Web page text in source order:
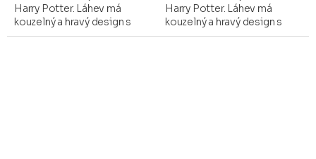
Harry Potter. Láhev má
kouzelný a hravý design s
grafikou LEGO Harry Potter.
Harry Potter. Láhev má
kouzelný a hravý design s
grafikou LEGO Harry Potter.